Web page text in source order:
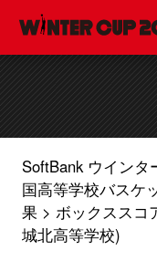
SoftBank ウインタ
国高等学校バスケ
果
ボックススコ
城北高等学校)